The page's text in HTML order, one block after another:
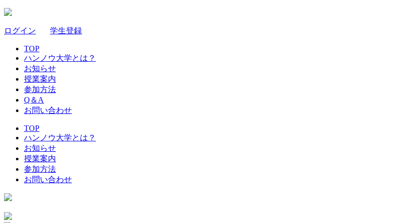
ログイン 学生登録
TOP
ハンノウ大学とは？
お知らせ
授業案内
参加方法
Q＆A
お問い合わせ
TOP
ハンノウ大学とは？
お知らせ
授業案内
参加方法
お問い合わせ